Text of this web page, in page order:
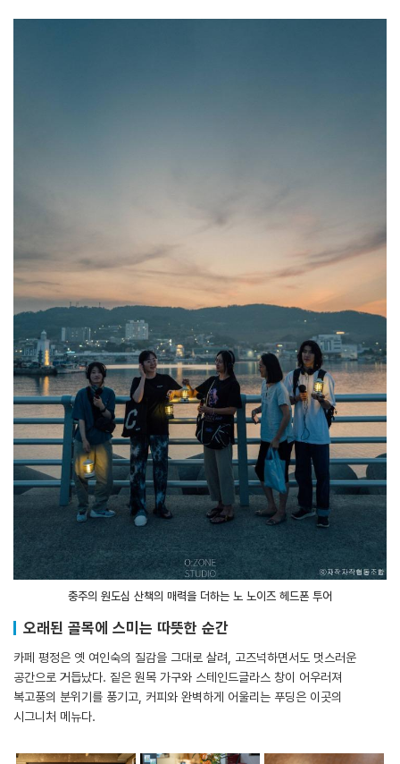
충주의 원도심 산책의 매력을 더하는 노 노이즈 헤드폰 투어
오래된 골목에 스미는 따뜻한 순간
카페 평정은 옛 여인숙의 질감을 그대로 살려, 고즈넉하면서도 멋스러운
공간으로 거듭났다. 짙은 원목 가구와 스테인드글라스 창이 어우러져
복고풍의 분위기를 풍기고, 커피와 완벽하게 어울리는 푸딩은 이곳의
시그니처 메뉴다.